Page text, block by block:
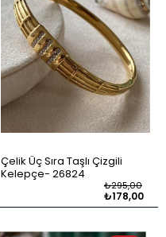
Çelik Üç Sıra Taşlı Çizgili
Kelepçe 26824
₺178,00
₺295,00